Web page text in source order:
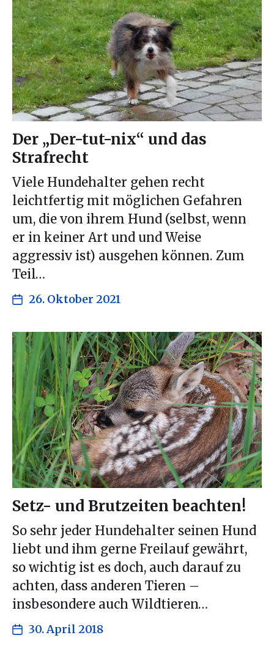
Der „Der-tut-nix“ und das
Strafrecht
Viele Hundehalter gehen recht
leichtfertig mit möglichen Gefahren
um, die von ihrem Hund (selbst, wenn
er in keiner Art und und Weise
aggressiv ist) ausgehen können. Zum
Teil…
26. Oktober 2021
Setz- und Brutzeiten beachten!
So sehr jeder Hundehalter seinen Hund
liebt und ihm gerne Freilauf gewährt,
so wichtig ist es doch, auch darauf zu
achten, dass anderen Tieren –
insbesondere auch Wildtieren…
30. April 2018